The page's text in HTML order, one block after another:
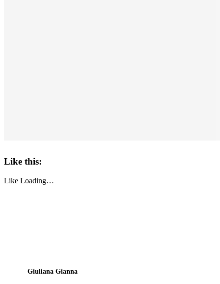
Like this:
Like Loading…
Giuliana Gianna